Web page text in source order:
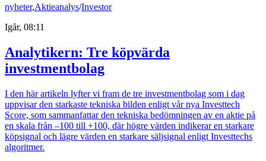
nyheter,Aktieanalys/Investor
Igår, 08:11
Analytikern: Tre köpvärda
investmentbolag
I den här artikeln lyfter vi fram de tre investmentbolag som i dag
uppvisar den starkaste tekniska bilden enligt vår nya Investtech
Score, som sammanfattar den tekniska bedömningen av en aktie på
en skala från –100 till +100, där högre värden indikerar en starkare
köpsignal och lägre värden en starkare säljsignal enligt Investtechs
algoritmer.